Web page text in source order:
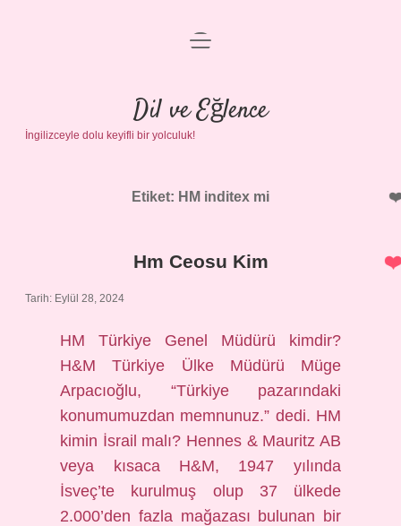
Anasayfa
Gizlilik Politikası
Yasal Uyarı
menüyü
Dil ve Eğlence
İngilizceyle dolu keyifli bir yolculuk!
Etiket: HM inditex mi
Hm Ceosu Kim
Tarih: Eylül 28, 2024
HM Türkiye Genel Müdürü kimdir?
H&M Türkiye Ülke Müdürü Müge
Arpacıoğlu, “Türkiye pazarındaki
konumumuzdan memnunuz.” dedi. HM
kimin İsrail malı? Hennes & Mauritz AB
veya kısaca H&M, 1947 yılında
İsveç’te kurulmuş olup 37 ülkede
2.000’den fazla mağazası bulunan bir